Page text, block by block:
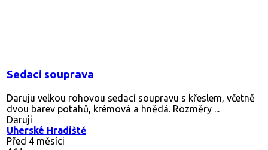
Sedaci souprava
Daruju velkou rohovou sedací soupravu s křeslem, včetně
dvou barev potahů, krémová a hnědá. Rozměry ...
Daruji
Uherské Hradiště
Před 4 měsíci